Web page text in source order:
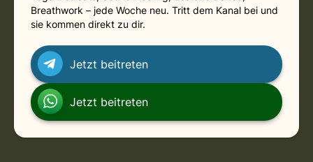
Breathwork – jede Woche neu. Tritt dem Kanal bei und
sie kommen direkt zu dir.
Jetzt beitreten
Jetzt beitreten